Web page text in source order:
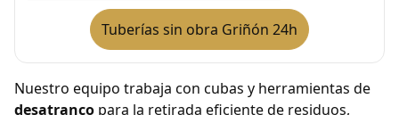
Tuberías sin obra Griñón 24h
Nuestro equipo trabaja con cubas y herramientas de
desatranco para la retirada eficiente de residuos,